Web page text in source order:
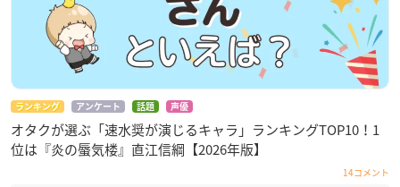
ランキング アンケート 話題 声優
オタクが選ぶ「速水奨が演じるキャラ」ランキングTOP10！1
位は『炎の蜃気楼』直江信綱【2026年版】
14コメント